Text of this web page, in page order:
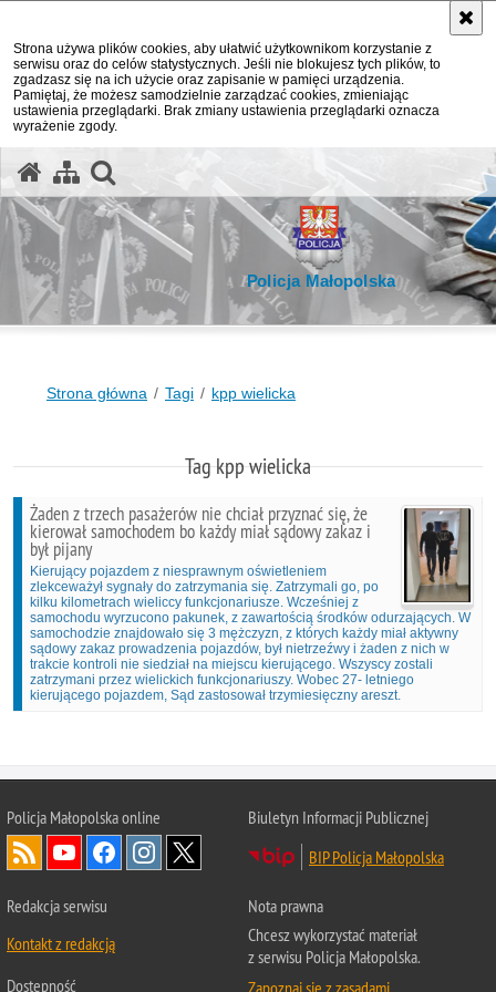
Strona używa plików cookies, aby ułatwić użytkownikom korzystanie z
serwisu oraz do celów statystycznych. Jeśli nie blokujesz tych plików, to
zgadzasz się na ich użycie oraz zapisanie w pamięci urządzenia.
Pamiętaj, że możesz samodzielnie zarządzać cookies, zmieniając
ustawienia przeglądarki. Brak zmiany ustawienia przeglądarki oznacza
wyrażenie zgody.
Policja Małopolska
Strona główna Tagi kpp wielicka
Tag kpp wielicka
Żaden z trzech pasażerów nie chciał przyznać się, że
kierował samochodem bo każdy miał sądowy zakaz i
był pijany
Kierujący pojazdem z niesprawnym oświetleniem
zlekceważył sygnały do zatrzymania się. Zatrzymali go, po
kilku kilometrach wieliccy funkcjonariusze. Wcześniej z
samochodu wyrzucono pakunek, z zawartością środków odurzających. W
samochodzie znajdowało się 3 mężczyzn, z których każdy miał aktywny
sądowy zakaz prowadzenia pojazdów, był nietrzeźwy i żaden z nich w
trakcie kontroli nie siedział na miejscu kierującego. Wszyscy zostali
zatrzymani przez wielickich funkcjonariuszy. Wobec 27- letniego
kierującego pojazdem, Sąd zastosował trzymiesięczny areszt.
Policja Małopolska online
Biuletyn Informacji Publicznej
BIP Policja Małopolska
Redakcja serwisu
Kontakt z redakcją
Dostępność
Nota prawna
Chcesz wykorzystać materiał
z serwisu Policja Małopolska.